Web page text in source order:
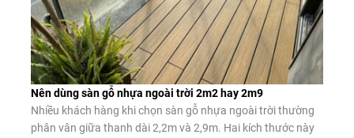
Nên dùng sàn gỗ nhựa ngoài trời 2m2 hay 2m9
Nhiều khách hàng khi chọn sàn gỗ nhựa ngoài trời thường
phân vân giữa thanh dài 2,2m và 2,9m. Hai kích thước này